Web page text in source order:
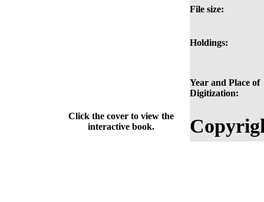
File size:
Holdings:
Year and Place of
Digitization:
Click the cover to view the
interactive book.